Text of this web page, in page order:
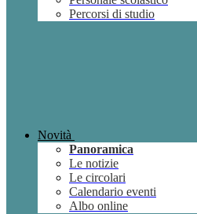
Percorsi di studio
Novità
Panoramica
Le notizie
Le circolari
Calendario eventi
Albo online